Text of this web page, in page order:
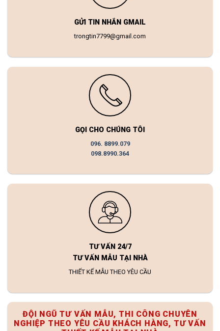
GỬI TIN NHẮN GMAIL
trongtin7799@gmail.com
GỌI CHO CHÚNG TÔI
096. 8899.079
098.8990.364
TƯ VẤN 24/7
TƯ VẤN MẪU TẠI NHÀ
THIẾT KẾ MẪU THEO YÊU CẦU
ĐỘI NGŨ TƯ VẤN MẪU, THI CÔNG CHUYÊN
NGHIỆP THEO YÊU CẦU KHÁCH HÀNG, TƯ VẤN